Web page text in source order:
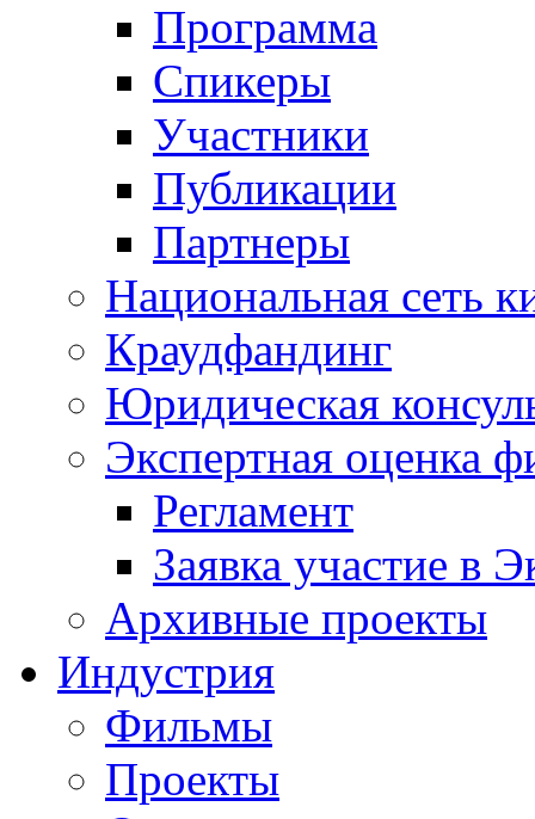
Программа
Спикеры
Участники
Публикации
Партнеры
Национальная сеть
Краудфандинг
Юридическая
Экспертная оценка
Регламент
Заявка участие в
Архивные проекты
Индустрия
Фильмы
Проекты